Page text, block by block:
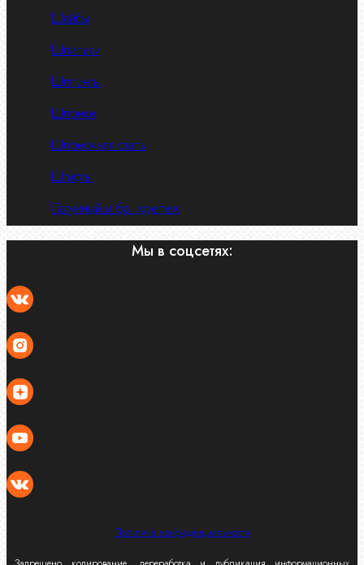
Шайбы
Шпильки
Шплинты
Шпонки
Шпоночная сталь
Штифты
Латунный и бр. крепеж
Мы в соцсетях:
Политика конфиденциальности